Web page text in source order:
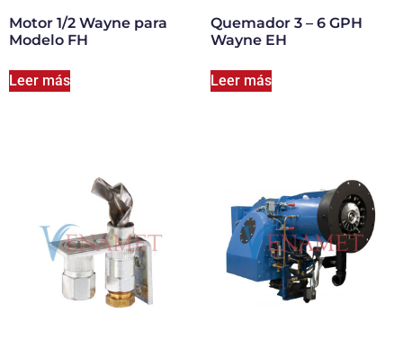
Motor 1/2 Wayne para
Modelo FH
Leer más
Quemador 3 – 6 GPH
Wayne EH
Leer más